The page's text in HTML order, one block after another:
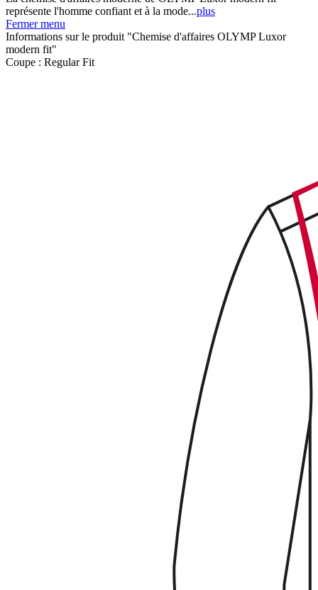
représente l'homme confiant et à la mode...plus
Fermer menu
Informations sur le produit "Chemise d'affaires OLYMP Luxor
modern fit"
Coupe : Regular Fit